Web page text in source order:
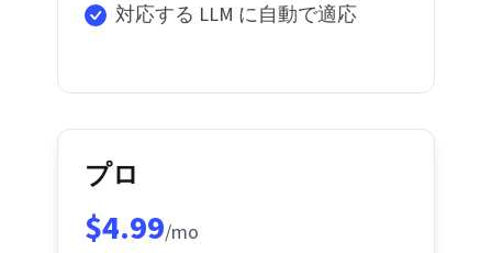
対応する LLM に自動で適応
プロ
$4.99/mo